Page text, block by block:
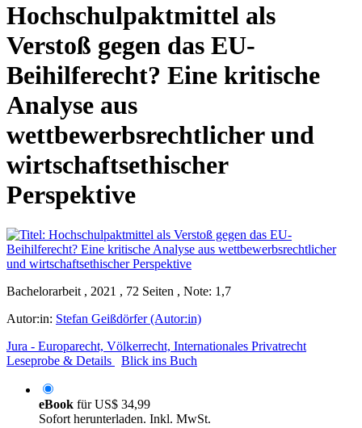
Hochschulpaktmittel als
Verstoß gegen das EU-
Beihilferecht? Eine kritische
Analyse aus
wettbewerbsrechtlicher und
wirtschaftsethischer
Perspektive
Bachelorarbeit , 2021 , 72 Seiten , Note: 1,7
Autor:in: Stefan Geißdörfer (Autor:in)
Jura - Europarecht, Völkerrecht, Internationales Privatrecht
Leseprobe & Details
Blick ins Buch
eBook fürUS$ 34,99
Sofort herunterladen. Inkl. MwSt.